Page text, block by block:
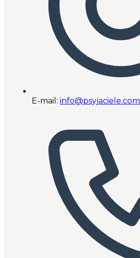
E-mail: info@psyjaciele.com